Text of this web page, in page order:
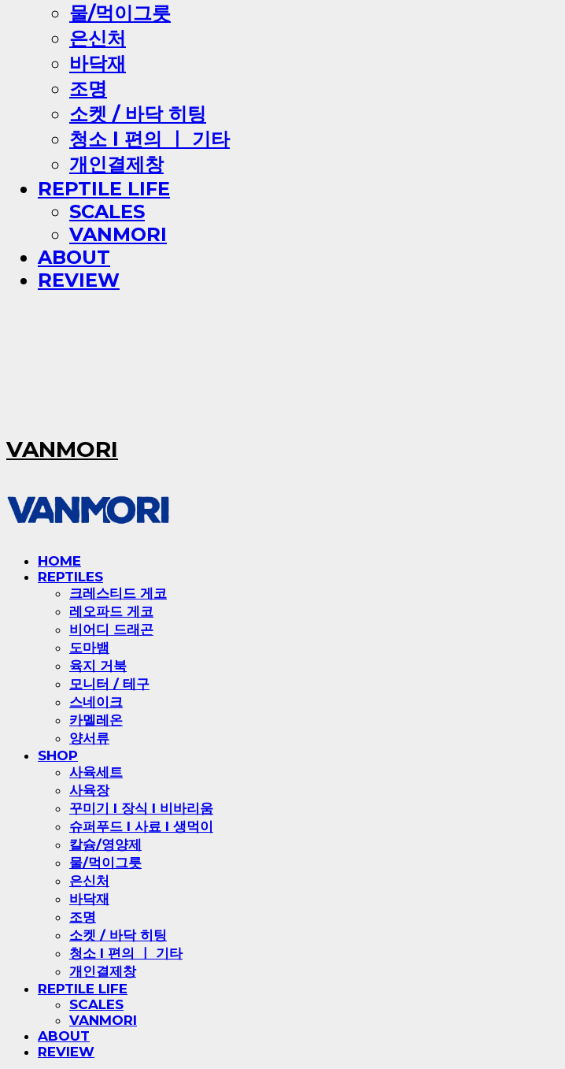
물/먹이그릇
은신처
바닥재
조명
소켓 / 바닥 히팅
청소 l 편의 ㅣ 기타
개인결제창
REPTILE LIFE
SCALES
VANMORI
ABOUT
REVIEW
VANMORI
HOME
REPTILES
크레스티드 게코
레오파드 게코
비어디 드래곤
도마뱀
육지 거북
모니터 / 테구
스네이크
카멜레온
양서류
SHOP
사육세트
사육장
꾸미기 l 장식 l 비바리움
슈퍼푸드 l 사료 l 생먹이
칼슘/영양제
물/먹이그릇
은신처
바닥재
조명
소켓 / 바닥 히팅
청소 l 편의 ㅣ 기타
개인결제창
REPTILE LIFE
SCALES
VANMORI
ABOUT
REVIEW